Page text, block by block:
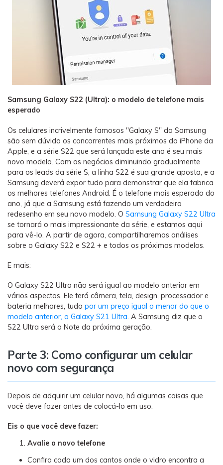
Samsung Galaxy S22 (Ultra): o modelo de telefone mais
esperado
Os celulares incrivelmente famosos "Galaxy S" da Samsung
são sem dúvida os concorrentes mais próximos do iPhone da
Apple, e a série S22 que será lançada este ano é seu mais
novo modelo. Com os negócios diminuindo gradualmente
para os leads da série S, a linha S22 é sua grande aposta, e a
Samsung deverá expor tudo para demonstrar que ela fabrica
os melhores telefones Android. É o telefone mais esperado do
ano, já que a Samsung está fazendo um verdadeiro
redesenho em seu novo modelo. O Samsung Galaxy S22 Ultra
se tornará o mais impressionante da série, e estamos aqui
para vê-lo. A partir de agora, compartilharemos análises
sobre o Galaxy S22 e S22 + e todos os próximos modelos.
E mais:
O Galaxy S22 Ultra não será igual ao modelo anterior em
vários aspectos. Ele terá câmera, tela, design, processador e
bateria melhores, tudo por um preço igual o menor do que o
modelo anterior, o Galaxy S21 Ultra. A Samsung diz que o
S22 Ultra será o Note da próxima geração.
Parte 3: Como configurar um celular
novo com segurança
Depois de adquirir um celular novo, há algumas coisas que
você deve fazer antes de colocá-lo em uso.
Eis o que você deve fazer:
Avalie o novo telefone
Confira cada um dos cantos onde o vidro encontra a